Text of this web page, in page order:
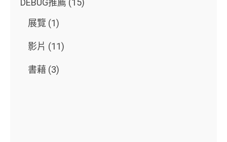
DEBUG推薦 (15)
展覽 (1)
影片 (11)
書藉 (3)